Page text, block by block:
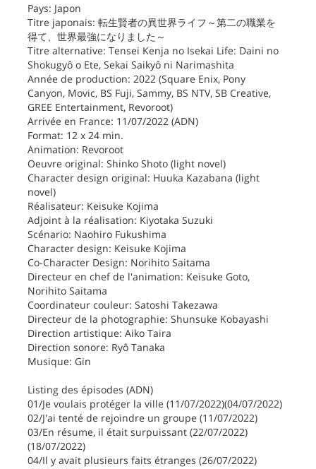
Pays: Japon
Titre japonais: 転生賢者の異世界ライフ～第二の職業を
得て、世界最強になりました～
Titre alternative: Tensei Kenja no Isekai Life: Daini no
Shokugyô o Ete, Sekai Saikyô ni Narimashita
Année de production: 2022 (Square Enix, Pony
Canyon, Movic, BS Fuji, Sammy, BS NTV, SB Creative,
GREE Entertainment, Revoroot)
Arrivée en France: 11/07/2022 (ADN)
Format: 12 x 24 min.
Animation: Revoroot
Oeuvre original: Shinko Shoto (light novel)
Character design original: Huuka Kazabana (light
novel)
Réalisateur: Keisuke Kojima
Adjoint à la réalisation: Kiyotaka Suzuki
Scénario: Naohiro Fukushima
Character design: Keisuke Kojima
Co-Character Design: Norihito Saitama
Directeur en chef de l'animation: Keisuke Goto,
Norihito Saitama
Coordinateur couleur: Satoshi Takezawa
Directeur de la photographie: Shunsuke Kobayashi
Direction artistique: Aiko Taira
Direction sonore: Ryô Tanaka
Musique: Gin
Listing des épisodes (ADN)
01/Je voulais protéger la ville (11/07/2022)(04/07/2022)
02/J'ai tenté de rejoindre un groupe (11/07/2022)
03/En résume, il était surpuissant (22/07/2022)
(18/07/2022)
04/Il y avait plusieurs faits étranges (26/07/2022)